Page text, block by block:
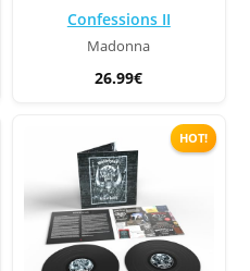
Confessions II
Madonna
26.99€
HOT!